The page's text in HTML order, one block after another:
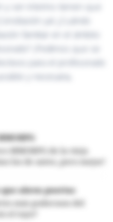
y ser interino tienen que
ya! ¿Cuándo
familiar en el ámbito
¡Pedimos que se
para el profesorado
MMORPG de la vieja
los de antes, pero mejor!
que abren puertas
más poderosos del
el tuyo?